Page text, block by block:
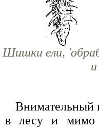
Шишки ели,
Внимательный
в лесу и мимо